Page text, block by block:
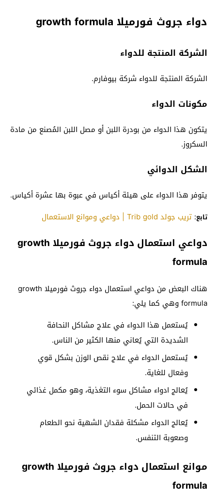
دواء جروث فورميلا growth formula
الشركة المنتجة للدواء
الشركة المنتجة للدواء شركة بيوفارم.
مكونات الدواء
يتكون هذا الدواء من بودرة اللبن أو مصل اللبن المُصنع من مادة
السكروز.
الشكل الدوائي
يتوفر هذا الدواء على هيئة أكياس في عبوة بها عشرة أكياس.
تابع: تريب جولد Trib gold | دواعي وموانع الاستعمال
دواعي استعمال دواء جروث فورميلا growth
formula
هناك البعض من دواعي استعمال دواء جروث فورميلا growth
formula وهي كما يلي:
يُستعمل هذا الدواء في علاج مشاكل النحافة
الشديدة التي يُعاني منها الكثير من الناس.
يُستعمل الدواء في علاج نقص الوزن بشكل قوي
وفعال للغاية.
يُعالج ادواء مشاكل سوء التغذية، وهو مكمل غذائي
في حالات الحمل.
يُعالج الدواء مشكلة فقدان الشهية نحو الطعام
وصعوبة التنفس.
موانع استعمال دواء جروث فورميلا growth
formula